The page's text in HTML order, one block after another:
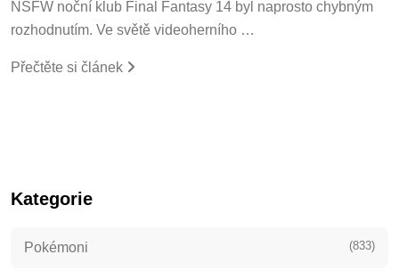
NSFW noční klub Final Fantasy 14 byl naprosto chybným
rozhodnutím. Ve světě videoherního …
Přečtěte si článek
Kategorie
Pokémoni (833)